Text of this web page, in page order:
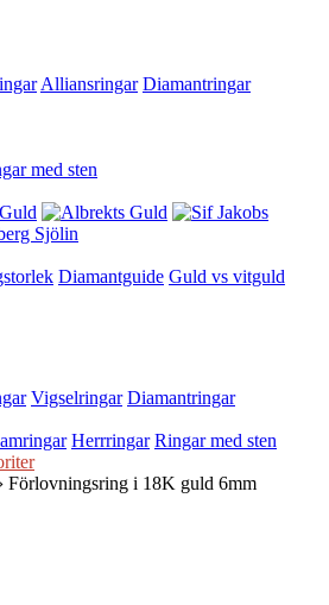
Alliansringar Diamantringar
med sten
Diamantguide Guld vs vitguld
Vigselringar Diamantringar
Herrringar Ringar med sten
› Förlovningsring i 18K guld 6mm